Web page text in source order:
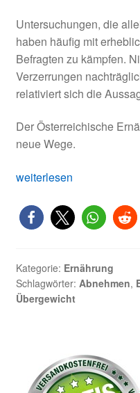
Untersuchungen, die
haben häufig mit
Befragten zu kämpfen.
Verzerrungen
relativiert sich die
Der Österreichische
neue Wege.
Österreichischer
2012
weiterlesen
Kategorie: Ernährung
Schlagwörter: Abnehmen,
Übergewicht